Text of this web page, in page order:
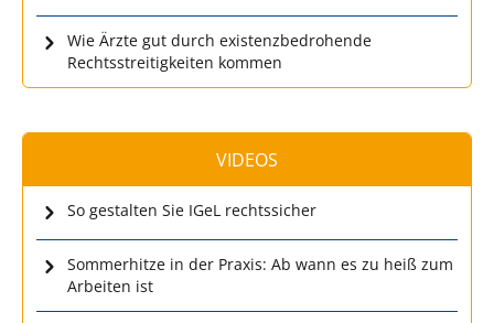
Wie Ärzte gut durch existenzbedrohende
Rechtsstreitigkeiten kommen
VIDEOS
So gestalten Sie IGeL rechtssicher
Sommerhitze in der Praxis: Ab wann es zu heiß zum
Arbeiten ist